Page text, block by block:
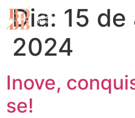
Dia: 15
2024
Inove,
se!